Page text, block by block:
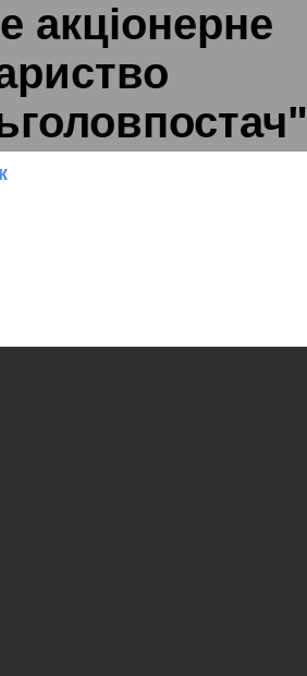
акціонерне